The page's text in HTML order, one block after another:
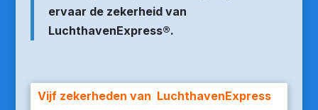
ervaar de zekerheid van
LuchthavenExpress®.
Vijf zekerheden van LuchthavenExpress